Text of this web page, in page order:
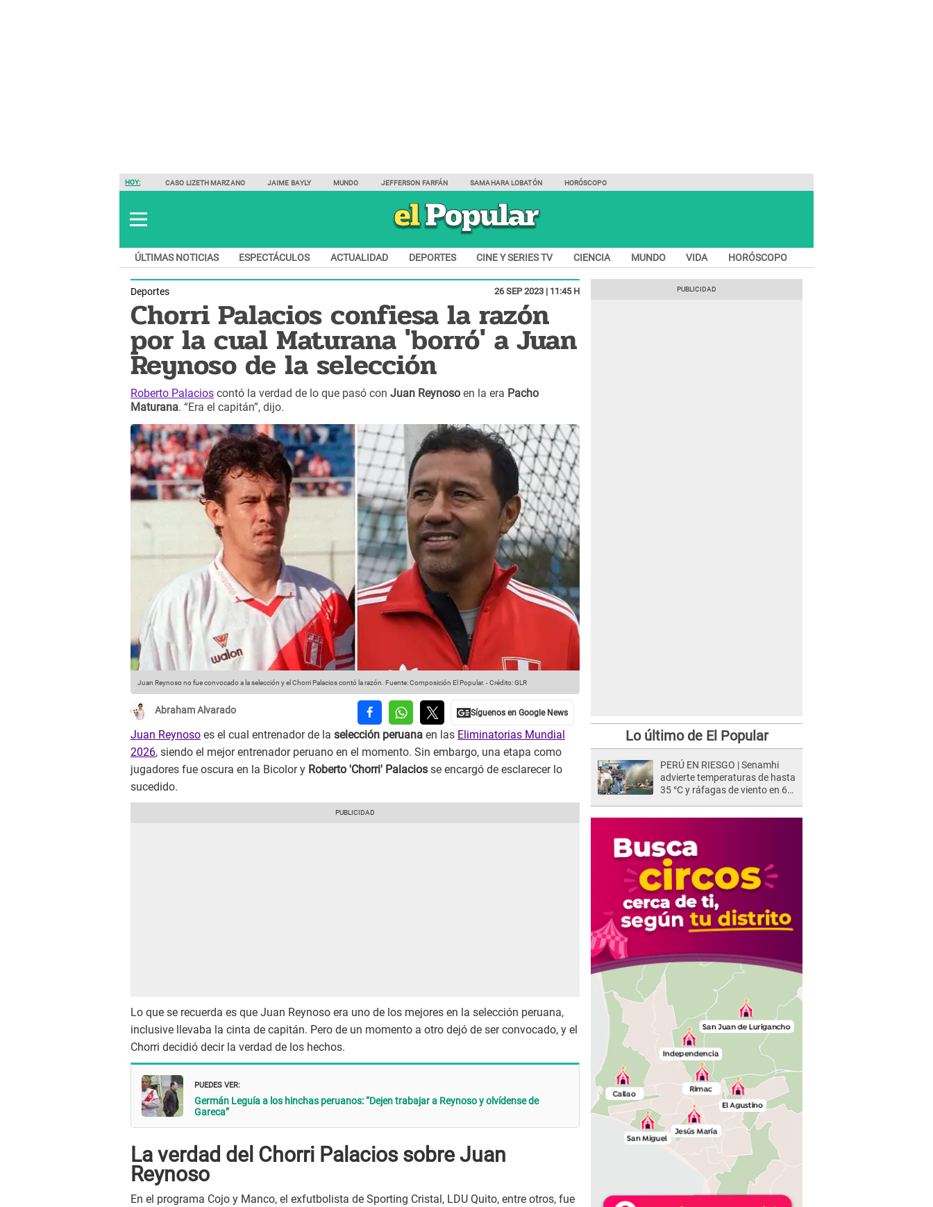
HOY: CASO LIZETH MARZANO JAIME BAYLY MUNDO JEFFERSON FARFÁN SAMAHARA LOBATÓN HORÓSCOPO
ÚLTIMAS NOTICIAS ESPECTÁCULOS ACTUALIDAD DEPORTES CINE Y SERIES TV CIENCIA MUNDO VIDA HORÓSCOPO
Deportes 26 SEP 2023 | 11:45 H
Chorri Palacios confiesa la razón
por la cual Maturana 'borró' a Juan
Reynoso de la selección
Roberto Palacios contó la verdad de lo que pasó con Juan Reynoso en la era Pacho
Maturana. “Era el capitán”, dijo.
Juan Reynoso no fue convocado a la selección y el Chorri Palacios contó la razón. Fuente: Composición El Popular. -Crédito: GLR
Abraham Alvarado
Juan Reynoso es el cual entrenador de la selección peruana en las Eliminatorias Mundial
2026, siendo el mejor entrenador peruano en el momento. Sin embargo, una etapa como
jugadores fue oscura en la Bicolor y Roberto 'Chorri' Palacios se encargó de esclarecer lo
sucedido.
Lo que se recuerda es que Juan Reynoso era uno de los mejores en la selección peruana,
inclusive llevaba la cinta de capitán. Pero de un momento a otro dejó de ser convocado, y el
Chorri decidió decir la verdad de los hechos.
PUEDES VER:
Germán Leguía a los hinchas peruanos: “Dejen trabajar a Reynoso y olvídense de
Gareca”
La verdad del Chorri Palacios sobre Juan
Reynoso
En el programa Cojo y Manco, el exfutbolista de Sporting Cristal, LDU Quito, entre otros, fue
Lo último de El Popular
PERÚ EN RIESGO | Senamhi
advierte temperaturas de hasta
35 °C y ráfagas de viento en 6